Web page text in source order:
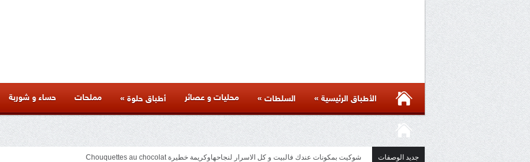
الأطباق الرئيسية » السلطات » محليات و عصائر أطباق حلوة » مملحات حساء و شوربة
جديد الوصفات مائدة أسيوية بأكثر من ست وصفات متنوعة لذيذة بأسرار المطاعم وكل المراحل والنصائح والمكونات الخاصة بها